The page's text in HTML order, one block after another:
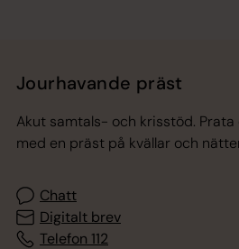
Jourhavande präst
Akut samtals- och krisstöd.
med en präst på kvällar och
Chatt
Digitalt brev
Telefon 112